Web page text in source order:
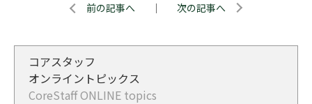
前の記事へ ｜ 次の記事へ
コアスタッフ
オンライントピックス
CoreStaff ONLINE topics